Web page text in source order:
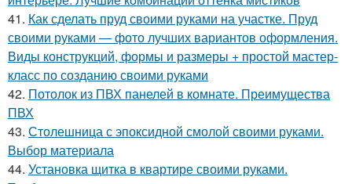
41. Как сделать пруд своими руками на участке. Пруд
своими руками — фото лучших вариантов оформления.
Виды конструкций, формы и размеры + простой мастер-
класс по созданию своими руками
42. Потолок из ПВХ панелей в комнате. Преимущества
ПВХ
43. Столешница с эпоксидной смолой своими руками.
Выбор материала
44. Установка щитка в квартире своими руками.